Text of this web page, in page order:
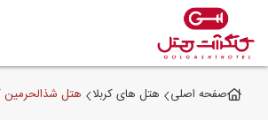
صفحه اصلی هتل های کربلا هتل شذالحرمین